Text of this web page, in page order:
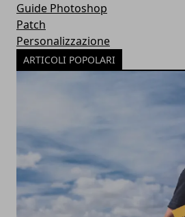
Guide Photoshop
Patch
Personalizzazione
ARTICOLI POPOLARI